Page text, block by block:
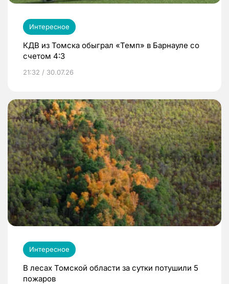
Интересное
КДВ из Томска обыграл «Темп» в Барнауле со
счетом 4:3
21:32 / 30.07.26
Интересное
В лесах Томской области за сутки потушили 5
пожаров